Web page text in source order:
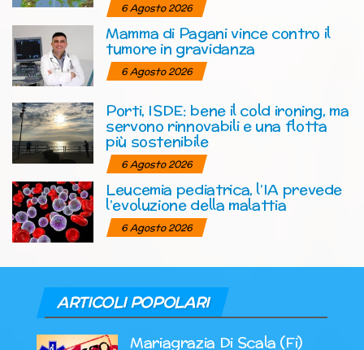
6 Agosto 2026
Mamma di Pagani vince contro il
tumore in gravidanza
6 Agosto 2026
Porti, ISDE: bene il cold ironing, ma
servono rinnovabili e una flotta
più sostenibile
6 Agosto 2026
Leucemia pediatrica, l’IA prevede
l’evoluzione della malattia
6 Agosto 2026
ARTICOLI POPOLARI
Mariagrazia Di Scala (Fi)